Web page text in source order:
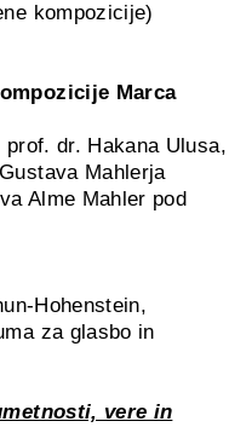
kompozicije)
Marca
dr. Hakana Ulusa,
Mahlerja
Alme Mahler pod
Hohenstein,
za glasbo in
vere in